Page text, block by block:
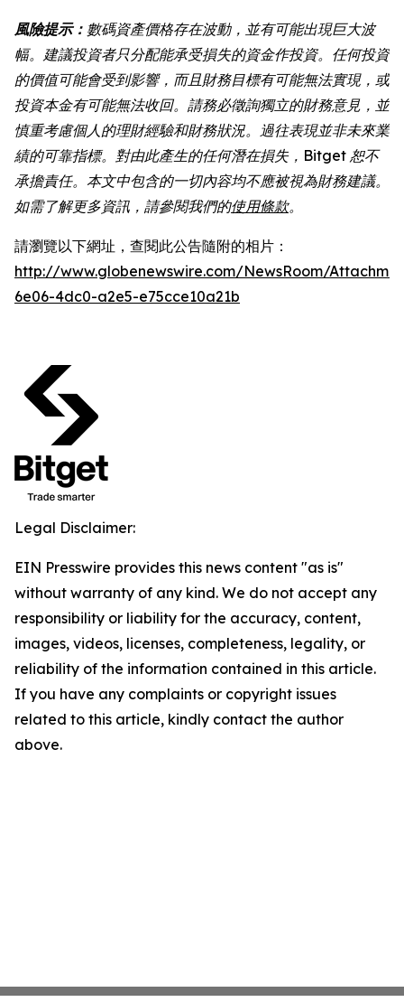
風險提示： 數碼資產價格存在波動，並有可能出現巨大波
幅。建議投資者只分配能承受損失的資金作投資。任何投資
的價值可能會受到影響，而且財務目標有可能無法實現，或
投資本金有可能無法收回。請務必徵詢獨立的財務意見，並
慎重考慮個人的理財經驗和財務狀況。過往表現並非未來業
績的可靠指標。對由此產生的任何潛在損失，Bitget 恕不
承擔責任。本文中包含的一切內容均不應被視為財務建議。
如需了解更多資訊，請參閱我們的使用條款。
請瀏覽以下網址，查閱此公告隨附的相片：
http://www.globenewswire.com/NewsRoom/
6e06-4dc0-a2e5-e75cce10a21b
Legal Disclaimer:
EIN Presswire provides this news content "as is"
without warranty of any kind. We do not accept any
responsibility or liability for the accuracy, content,
images, videos, licenses, completeness, legality, or
reliability of the information contained in this article.
If you have any complaints or copyright issues
related to this article, kindly contact the author
above.